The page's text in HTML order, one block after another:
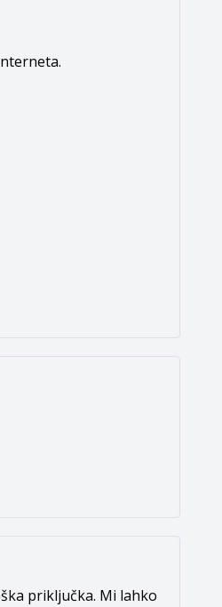
priključka. Mi lahko